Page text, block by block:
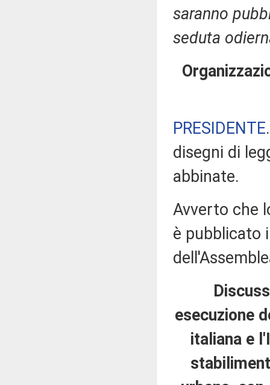
saranno
seduta
PRESIDENTE
disegni di
abbinate.
Avverto che
è pubblicato
esecuzione
italiana e